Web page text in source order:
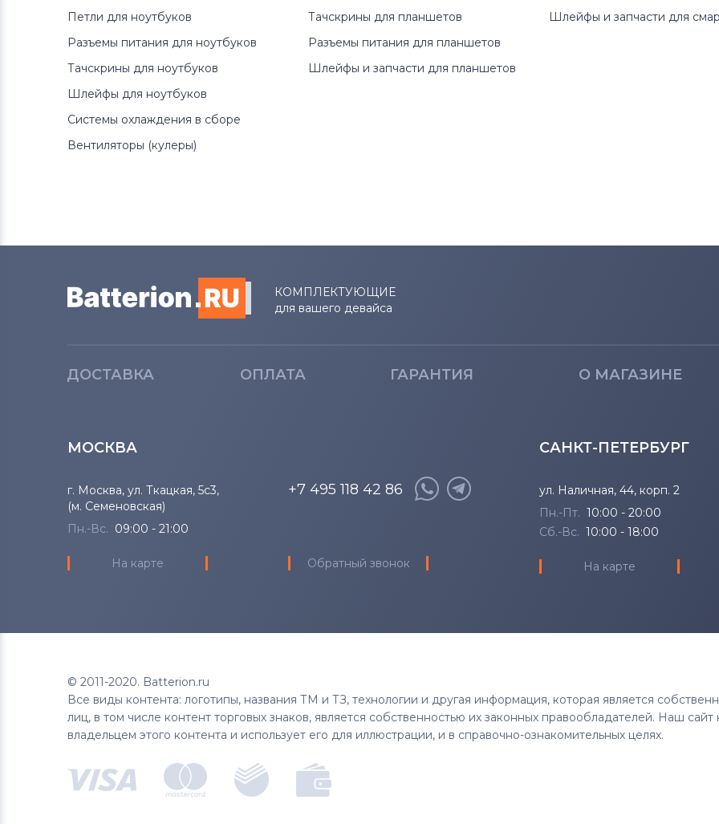
Петли для ноутбуков
Разъемы питания для ноутбуков
Тачскрины для ноутбуков
Шлейфы для ноутбуков
Системы охлаждения в сборе
Вентиляторы (кулеры)
Тачскрины для планшетов
Разъемы питания для планшетов
Шлейфы и запчасти для планшетов
Шлейфы и запчасти для
КОМПЛЕКТУЮЩИЕ
для вашего девайса
ДОСТАВКА ОПЛАТА ГАРАНТИЯ О МАГАЗИНЕ
МОСКВА
г. Москва, ул. Ткацкая, 5с3,
(м. Семеновская)
Пн.-Вс. 09:00 - 21:00
На карте
+7 495 118 42 86
Обратный звонок
САНКТ-ПЕТЕРБУРГ
ул. Наличная, 44, корп. 2
Пн.-Пт. 10:00 - 20:00
Сб.-Вс. 10:00 - 18:00
На карте
© 2011-2020. Batterion.ru
Все виды контента: логотипы, названия ТМ и ТЗ, технологии и другая информация, которая является
лиц, в том числе контент торговых знаков, является собственностью их законных правообладателей. Наш сайт
владельцем этого контента и использует его для иллюстрации, и в справочно-ознакомительных целях.